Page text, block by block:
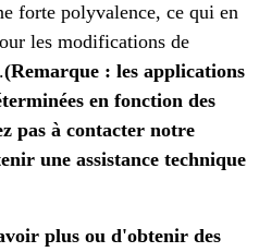
forte polyvalence, ce qui en
les modifications de
(Remarque : les applications
en fonction des
pas à contacter notre
une assistance technique
plus ou d'obtenir des